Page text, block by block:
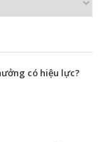
có hiệu lực?